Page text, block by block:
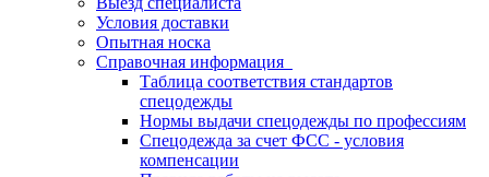
Условия доставки
Опытная носка
Справочная информация
Таблица соответствия стандартов
спецодежды
Нормы выдачи спецодежды по профессиям
Спецодежда за счет ФСС - условия
компенсации